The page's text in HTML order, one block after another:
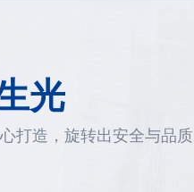
光
打造，旋转出安全与品质